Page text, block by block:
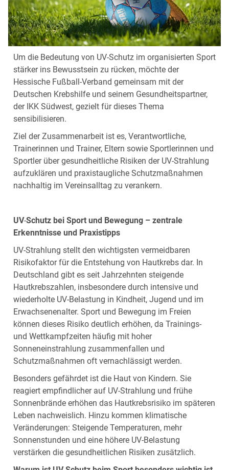
Um die Bedeutung von UV‑Schutz im organisierten Sport
stärker ins Bewusstsein zu rücken, möchte der
Hessische Fußball‑Verband gemeinsam mit der
Deutschen Krebshilfe und seinem Gesundheitspartner,
der IKK Südwest, gezielt für dieses Thema
sensibilisieren.
Ziel der Zusammenarbeit ist es, Verantwortliche,
Trainerinnen und Trainer, Eltern sowie Sportlerinnen und
Sportler über gesundheitliche Risiken der UV‑Strahlung
aufzuklären und praxistaugliche Schutzmaßnahmen
nachhaltig im Vereinsalltag zu verankern.
UV‑Schutz bei Sport und Bewegung – zentrale
Erkenntnisse und Praxistipps
UV‑Strahlung stellt den wichtigsten vermeidbaren
Risikofaktor für die Entstehung von Hautkrebs dar. In
Deutschland gibt es seit Jahrzehnten steigende
Hautkrebszahlen, insbesondere durch intensive und
wiederholte UV‑Belastung in Kindheit, Jugend und im
Erwachsenenalter. Sport und Bewegung im Freien
können dieses Risiko deutlich erhöhen, da Trainings‑
und Wettkampfzeiten häufig mit hoher
Sonneneinstrahlung zusammenfallen und
Schutzmaßnahmen oft vernachlässigt werden.
Besonders gefährdet ist die Haut von Kindern. Sie
reagiert empfindlicher auf UV‑Strahlung und frühe
Sonnenbrände erhöhen das Hautkrebsrisiko im späteren
Leben nachweislich. Hinzu kommen klimatische
Veränderungen: Steigende Temperaturen, mehr
Sonnenstunden und eine höhere UV‑Belastung
verstärken die gesundheitlichen Risiken zusätzlich.